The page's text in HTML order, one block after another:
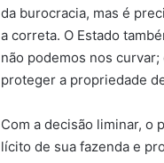
da burocracia, mas é
a correta. O Estado
não podemos nos
proteger a propriedade
Com a decisão liminar, o
lícito de sua fazenda e